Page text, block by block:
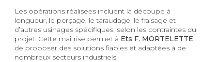
Les opérations réalisées incluent la découpe à
longueur, le perçage, le taraudage, le fraisage et
d’autres usinages spécifiques, selon les contraintes du
projet. Cette maîtrise permet à Ets F. MORTELETTE
de proposer des solutions fiables et adaptées à de
nombreux secteurs industriels.